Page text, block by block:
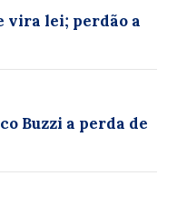
vira lei; perdão a
Buzzi a perda de